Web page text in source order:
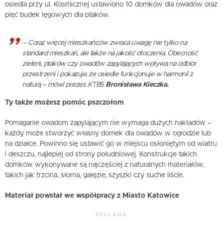
osiedla przy ul. Kosmicznej ustawiono 10 domków dla owadów oraz
pięć budek lęgowych dla ptaków.
– Coraz więcej mieszkańców zwraca uwagę nie tylko na
standard mieszkań, ale także na jakość otoczenia. Obecność
zieleni, ptaków czy owadów zapylających wpływa na odbiór
przestrzeni i pokazuje, że osiedle funkcjonuje w harmonii z
naturą– mówi prezes KTBS Bronisława Kieczka.
Ty także możesz pomóc pszczołom
Pomaganie owadom zapylającym nie wymaga dużych nakładów –
każdy może stworzyć własny domek dla owadów w ogrodzie lub
na działce. Powinno się ustawić go w miejscu osłoniętym od wiatru
i deszczu, najlepiej od strony południowej. Konstrukcje takich
domków wykonywane są najczęściej z naturalnych materiałów,
takich jak trzcina, słoma, gałęzie, szyszki czy suche liście.
Materiał powstał we współpracy z Miasto Katowice
REKLAMA